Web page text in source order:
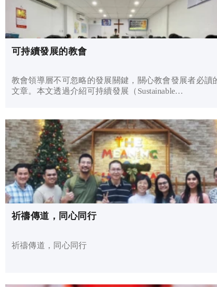
可持續發展的教會
教會領導層不可忽略的發展關鍵，關心教會發展者必讀
文章。本文透過介紹可持續發展（Sustainable
應用可給教會帶來哪些提示，促進教會的可持續發展？
祈禱傳道，同心同行
祈禱傳道，同心同行